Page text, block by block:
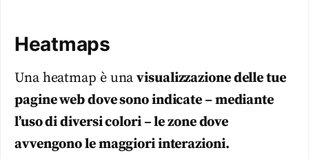
Heatmaps
Una heatmap è unavisualizzazione delle tue
pagine web dove sono indicate – mediante
l’uso di diversi colori – le zone dove
avvengono le maggiori interazioni.